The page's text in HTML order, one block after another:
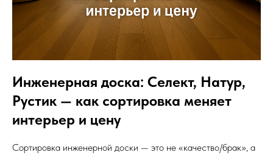
Инженерная доска: Селект, Натур,
Рустик — как сортировка меняет
интерьер и цену
Сортировка инженерной доски — это не «качество/брак», а